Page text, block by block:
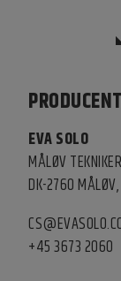
PRODUCENT
EVA SOLO
MÅLØV
DK-2760
+45 3673 2060